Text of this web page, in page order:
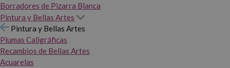
Borradores de Pizarra Blanca
Pintura y Bellas Artes
Pintura y Bellas Artes
Plumas Caligráficas
Recambios de Bellas Artes
Acuarelas